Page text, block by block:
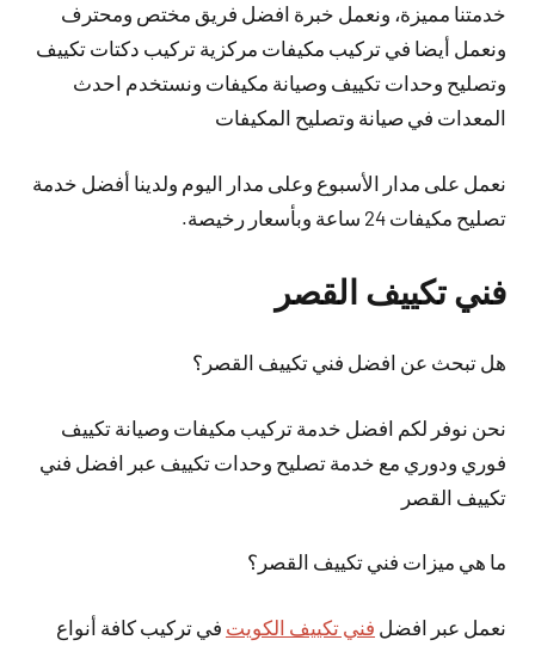
خدمتنا مميزة، ونعمل خبرة افضل فريق مختص ومحترف
ونعمل أيضا في تركيب مكيفات مركزية تركيب دكتات تكييف
وتصليح وحدات تكييف وصيانة مكيفات ونستخدم احدث
المعدات في صيانة وتصليح المكيفات
نعمل على مدار الأسبوع وعلى مدار اليوم ولدينا أفضل خدمة
تصليح مكيفات 24 ساعة وبأسعار رخيصة.
فني تكييف القصر
هل تبحث عن افضل فني تكييف القصر؟
نحن نوفر لكم افضل خدمة تركيب مكيفات وصيانة تكييف
فوري ودوري مع خدمة تصليح وحدات تكييف عبر افضل فني
تكييف القصر
ما هي ميزات فني تكييف القصر؟
نعمل عبر افضل فني تكييف الكويت في تركيب كافة أنواع